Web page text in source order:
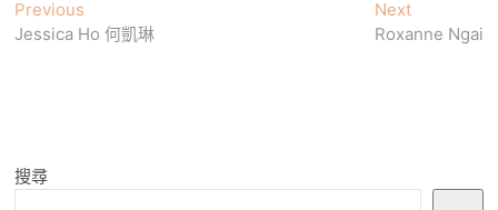
文
章
Previous
post:
Jessica Ho 何凱琳
NextNext
post:
Roxanne Ngai
搜尋